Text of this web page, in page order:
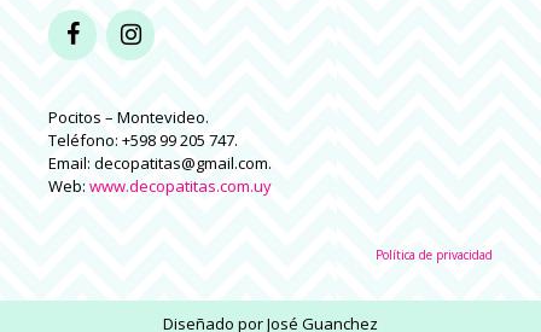
Pocitos – Montevideo.
Teléfono: +598 99 205 747.
Email: decopatitas@gmail.com.
Web: www.decopatitas.com.uy
Política de privacidad
Diseñado porJosé Guanchez